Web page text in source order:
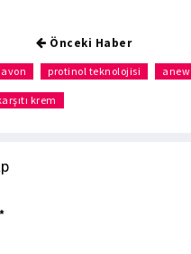
Önceki Haber
avon protinol teknolojisi anew
krem